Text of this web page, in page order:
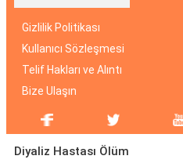
Gizlilik Politikası
Kullanıcı Sözleşmesi
Telif Hakları ve Alıntı
Bize Ulaşın
Diyaliz Hastası Ölüm